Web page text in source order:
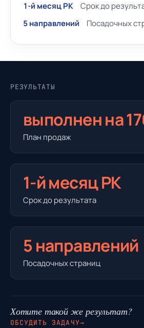
1-й месяц РК
Срок до
5 направлений
Посадочных
РЕЗУЛЬТАТЫ
выполнен на
План продаж
1-й месяц РК
Срок до результата
5 направлений
Посадочных страниц
Хотите такой же результат?
ОБСУДИТЬ ЗАДАЧУ→